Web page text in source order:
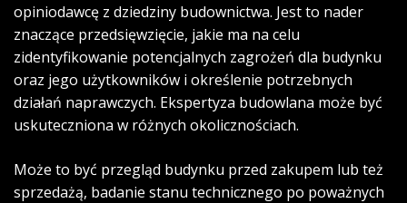
opiniodawcę z dziedziny budownictwa. Jest to nader
znaczące przedsięwzięcie, jakie ma na celu
zidentyfikowanie potencjalnych zagrożeń dla budynku
oraz jego użytkowników i określenie potrzebnych
działań naprawczych. Ekspertyza budowlana może być
uskuteczniona w różnych okolicznościach.
Może to być przegląd budynku przed zakupem lub też
sprzedażą, badanie stanu technicznego po poważnych